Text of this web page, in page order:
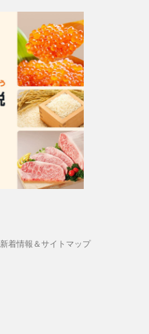
新着情報＆サイトマップ